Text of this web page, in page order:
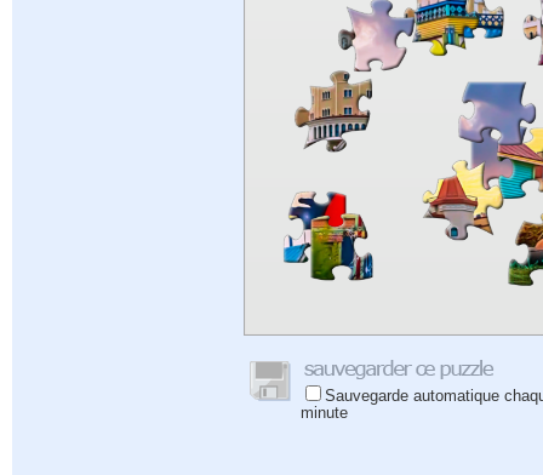
Sauvegarde automatique
minute